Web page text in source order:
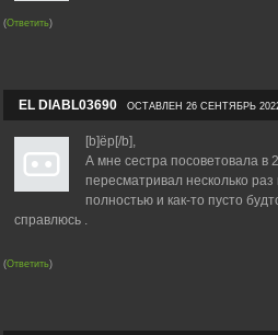
(Ответить)
EL DIABL03690 ОСТАВЛЕН 26 СЕНТЯБРЬ
[b]ёр[/b],
А мне сестра посоветовала в
пересматривал несколько
полностью и как-то пусто
справлюсь .
(Ответить)